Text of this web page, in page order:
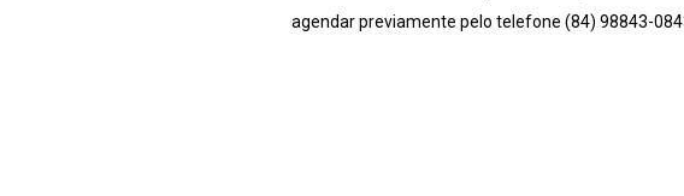
agendar previamente pelo telefone (84) 98843-